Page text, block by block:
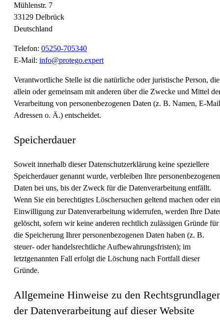
Mühlenstr. 7
33129 Delbrück
Deutschland
Telefon: 05250-705340
E-Mail: info@protego.expert
Verantwortliche Stelle ist die natürliche oder juristische Person, die
allein oder gemeinsam mit anderen über die Zwecke und Mittel
Verarbeitung von personenbezogenen Daten (z. B. Namen, E-
Adressen o. Ä.) entscheidet.
Speicherdauer
Soweit innerhalb dieser Datenschutzerklärung keine speziellere
Speicherdauer genannt wurde, verbleiben Ihre personenbezogenen
Daten bei uns, bis der Zweck für die Datenverarbeitung entfällt.
Wenn Sie ein berechtigtes Löschersuchen geltend machen oder
Einwilligung zur Datenverarbeitung widerrufen, werden Ihre
gelöscht, sofern wir keine anderen rechtlich zulässigen Gründe für
die Speicherung Ihrer personenbezogenen Daten haben (z. B.
steuer- oder handelsrechtliche Aufbewahrungsfristen); im
letztgenannten Fall erfolgt die Löschung nach Fortfall dieser
Gründe.
Allgemeine Hinweise zu den
der Datenverarbeitung auf dieser Website